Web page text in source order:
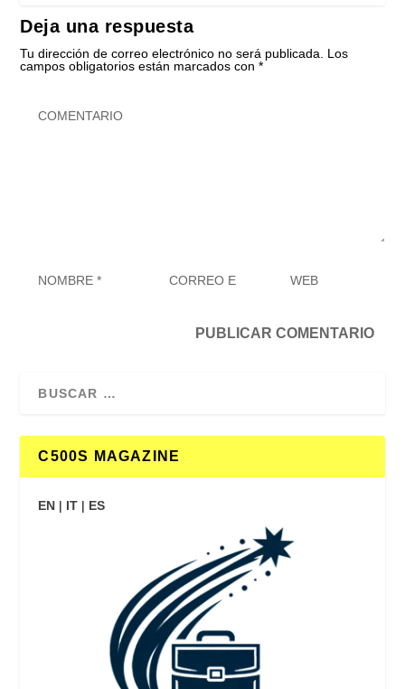
Deja una respuesta
Tu dirección de correo electrónico no será publicada.
Los
campos obligatorios están marcados con*
C500S MAGAZINE
EN | IT | ES